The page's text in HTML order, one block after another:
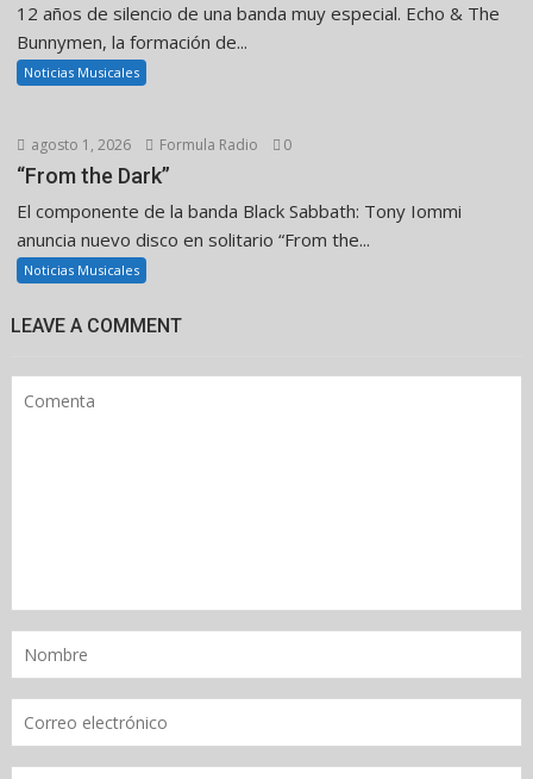
12 años de silencio de una banda muy especial. Echo & The
Bunnymen, la formación de...
Noticias Musicales
agosto 1, 2026 Formula Radio 0
“From the Dark”
El componente de la banda Black Sabbath: Tony Iommi
anuncia nuevo disco en solitario “From the...
Noticias Musicales
LEAVE A COMMENT